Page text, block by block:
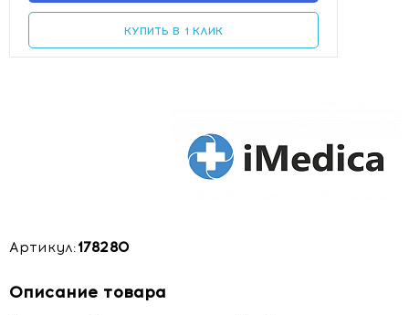
КУПИТЬ В 1 КЛИК
Артикул:178280
Описание товара